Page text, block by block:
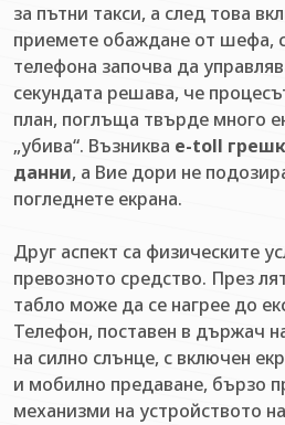
за пътни такси, а след това
приемете обаждане от шефа,
телефона започва да
секундата решава, че
план, поглъща твърде много
„убива“. Възниква e-toll
данни, а Вие дори не
погледнете екрана.
Друг аспект са физическите
превозното средство. През
табло може да се нагрее до
Телефон, поставен в държач
на силно слънце, с включен
и мобилно предаване, бързо
механизми на устройството